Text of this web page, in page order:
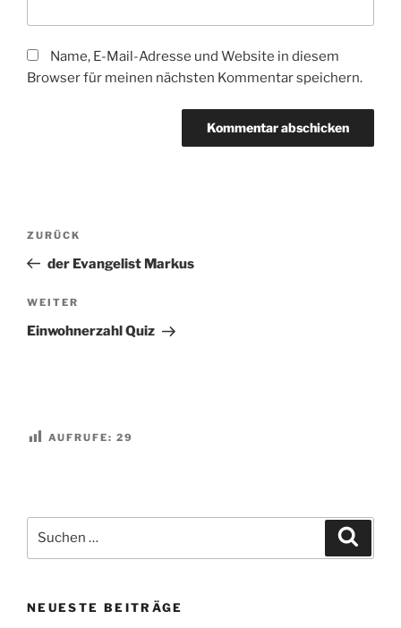
Name, E-Mail-Adresse und Website in diesem
Browser für meinen nächsten Kommentar speichern.
Beitragsnavigation
Vorheriger
Beitrag
ZURÜCK
der Evangelist Markus
Nächster
Beitrag
WEITER
Einwohnerzahl Quiz
AUFRUFE: 29
nach:
NEUESTE BEITRÄGE